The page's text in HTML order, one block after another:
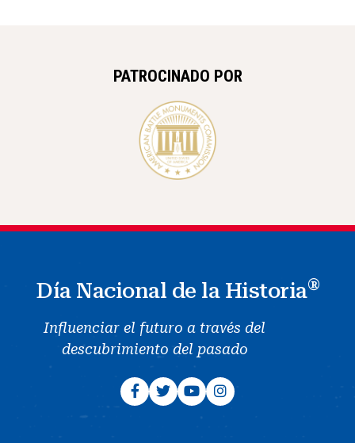
PATROCINADO POR
Día Nacional de la Historia®
Influenciar el futuro a través del
descubrimiento del pasado